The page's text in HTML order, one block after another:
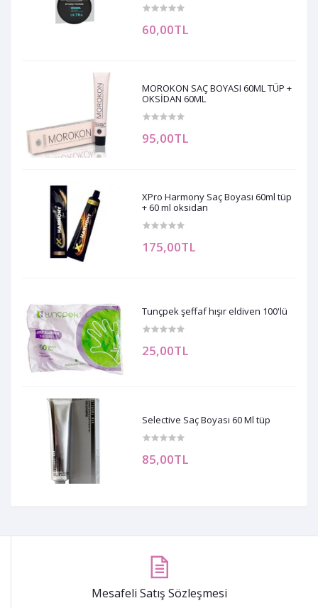
60,00TL
MOROKON SAÇ BOYASI 60ML TÜP +
OKSİDAN 60ML
95,00TL
XPro Harmony Saç Boyası 60ml tüp
+ 60 ml oksidan
175,00TL
Tunçpek şeffaf hışır eldiven 100'lü
25,00TL
Selective Saç Boyası 60 Ml tüp
85,00TL
Mesafeli Satış Sözleşmesi